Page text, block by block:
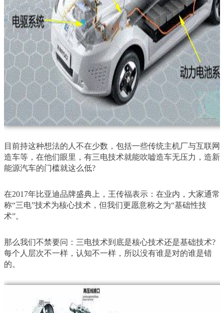
目前持这种想法的人不在少数，包括一些传统主机厂与互联网
造车等，在他们眼里，有三电技术就能吹嘘造车无压力，造新
能源汽车的门槛就这么低?
在2017年比亚迪品牌盛典上，王传福表示：在业内，大家通常
称“三电”技术为核心技术，但我们更愿意称之为“基础性技
术”。
那么我们不禁要问：三电技术到底是核心技术还是基础技术?
每个人层次不一样，认知不一样，所以没有谁是对的谁是错
的。